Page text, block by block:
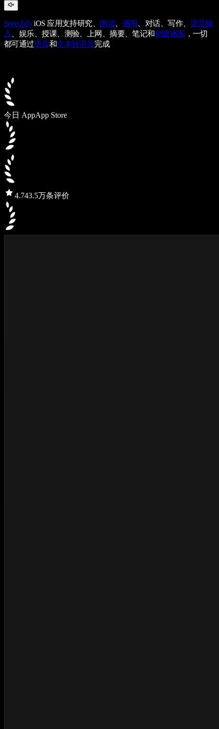
SpeechifyiOS 应用支持研究、 朗读、 播报 、对话、写作、 语音输
入
、娱乐、授课、测验、上网、摘要、笔记和创建播客 ，一切
都可通过语音和文本转语音完成
今日 AppApp Store
4.743.5万条评价